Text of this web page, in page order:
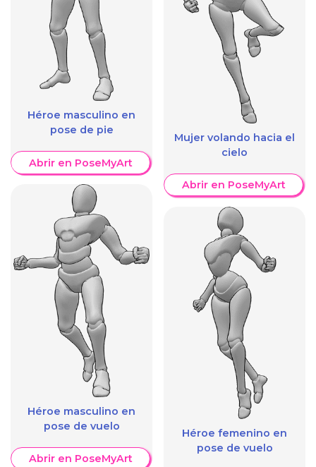
Héroe masculino en
pose de pie
Abrir en PoseMyArt
Héroe masculino en
pose de vuelo
Abrir en PoseMyArt
Mujer volando hacia el
cielo
Abrir en PoseMyArt
Héroe femenino en
pose de vuelo